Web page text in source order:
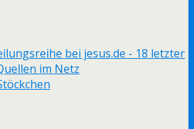
bei jesus.de - 18 letzter
im Netz